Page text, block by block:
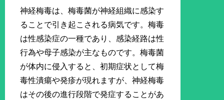
神経梅毒は、梅毒菌が神経組織に感染す
ることで引き起こされる病気です。梅毒
は性感染症の一種であり、感染経路は性
行為や母子感染が主なものです。梅毒菌
が体内に侵入すると、初期症状として梅
毒性潰瘍や発疹が現れますが、神経梅毒
はその後の進行段階で発症することがあ